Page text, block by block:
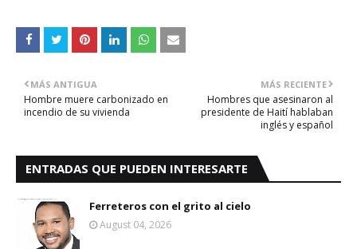
MÁS RECIENTE
Hombres que asesinaron al
presidente de Haití hablaban
inglés y español
MÁS ANTIGUA
Hombre muere carbonizado en
incendio de su vivienda
ENTRADAS QUE PUEDEN INTERESARTE
Ferreteros con el grito al cielo
August 04, 2026